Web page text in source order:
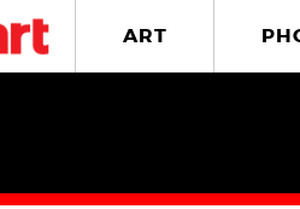
ART